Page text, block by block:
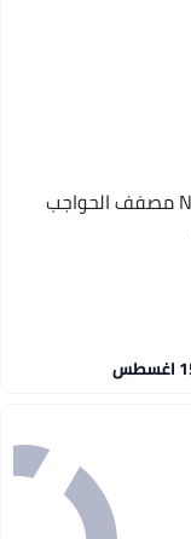
NYX PROFESSIONAL MAKEUP مصفف الحواجب